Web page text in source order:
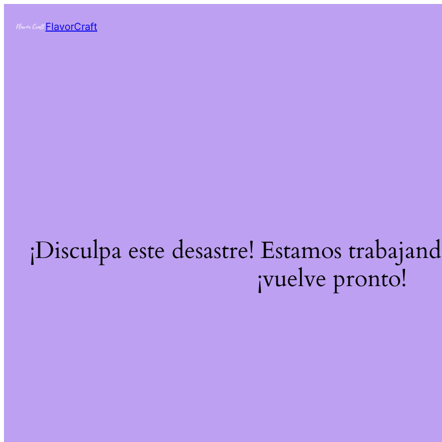
FlavorCraft
¡Disculpa este desastre! Estamos
¡vuelve pronto!